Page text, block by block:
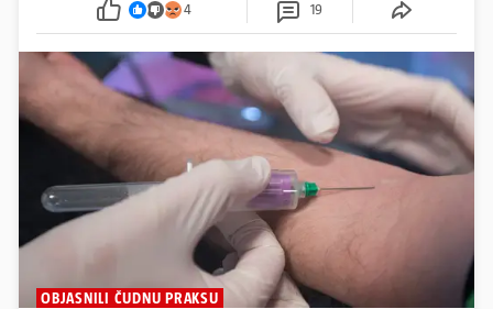
4 19
OBJASNILI ČUDNU PRAKSU